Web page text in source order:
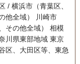
/ 横浜市（青葉区、
他全域） 川崎市
その他全域） 相模
川県東部地域 東京
区、大田区等、東急